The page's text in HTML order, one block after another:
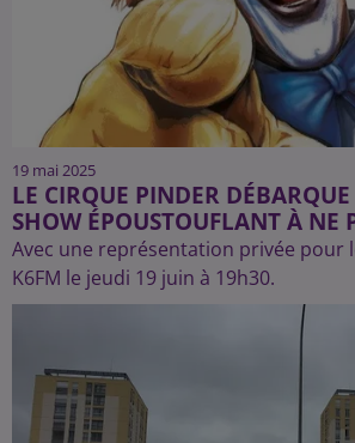
19 mai 2025
LE CIRQUE PINDER
SHOW ÉPOUSTOUFLANT À NE
Avec une représentation privée pour
K6FM le jeudi 19 juin à 19h30.